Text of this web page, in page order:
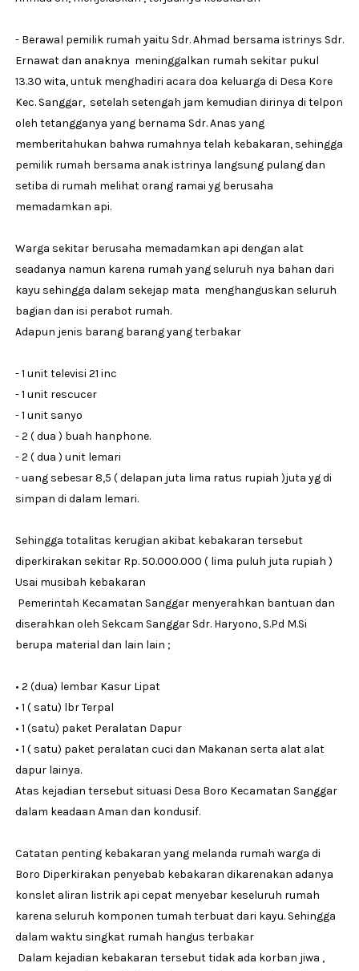
- Berawal pemilik rumah yaitu Sdr. Ahmad bersama istrinys Sdr.
Ernawat dan anaknya meninggalkan rumah sekitar pukul
13.30 wita, untuk menghadiri acara doa keluarga di Desa Kore
Kec. Sanggar, setelah setengah jam kemudian dirinya di telpon
oleh tetangganya yang bernama Sdr. Anas yang
memberitahukan bahwa rumahnya telah kebakaran, sehingga
pemilik rumah bersama anak istrinya langsung pulang dan
setiba di rumah melihat orang ramai yg berusaha
memadamkan api.
Warga sekitar berusaha memadamkan api dengan alat
seadanya namun karena rumah yang seluruh nya bahan dari
kayu sehingga dalam sekejap mata menghanguskan seluruh
bagian dan isi perabot rumah.
Adapun jenis barang barang yang terbakar
- 1 unit televisi 21 inc
- 1 unit rescucer
- 1 unit sanyo
- 2 ( dua ) buah hanphone.
- 2 ( dua ) unit lemari
- uang sebesar 8,5 ( delapan juta lima ratus rupiah )juta yg di
simpan di dalam lemari.
Sehingga totalitas kerugian akibat kebakaran tersebut
diperkirakan sekitar Rp. 50.000.000 ( lima puluh juta rupiah )
Usai musibah kebakaran
Pemerintah Kecamatan Sanggar menyerahkan bantuan dan
diserahkan oleh Sekcam Sanggar Sdr. Haryono, S.Pd M.Si
berupa material dan lain lain ;
• 2 (dua) lembar Kasur Lipat
• 1 ( satu) lbr Terpal
• 1 (satu) paket Peralatan Dapur
• 1 ( satu) paket peralatan cuci dan Makanan serta alat alat
dapur lainya.
Atas kejadian tersebut situasi Desa Boro Kecamatan Sanggar
dalam keadaan Aman dan kondusif.
Catatan penting kebakaran yang melanda rumah warga di
Boro Diperkirakan penyebab kebakaran dikarenakan adanya
konslet aliran listrik api cepat menyebar keseluruh rumah
karena seluruh komponen tumah terbuat dari kayu. Sehingga
dalam waktu singkat rumah hangus terbakar
Dalam kejadian kebakaran tersebut tidak ada korban jiwa ,